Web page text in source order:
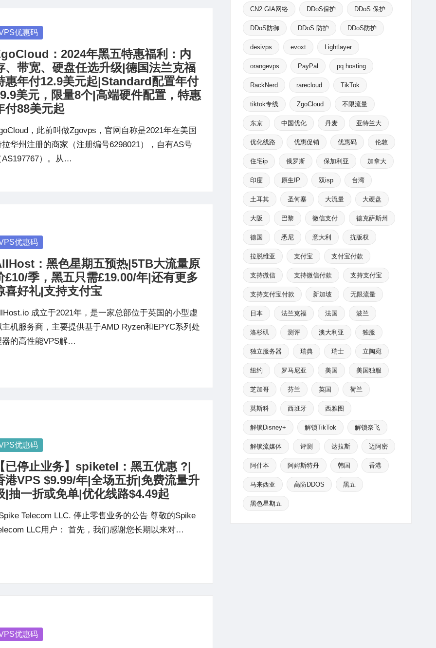
优惠码
：2024年黑五特惠福利：内
、带宽、硬盘任选升级|德国法兰克福
惠年付12.9美元起|Standard配置年付
美元，限量8个|高端硬件配置，特惠
付88美元起
，此前叫做Zgovps，官网自称是2021年在美国
拉华州注册的商家（注册编号6298021），自有AS号
AS197767）。从…
优惠码
：黑色星期五预热|5TB大流量原
£10/季，黑五只需£19.00/年|还有更多
喜好礼|支持支付宝
成立于2021年，是一家总部位于英国的小型虚
主机服务商，主要提供基于AMD Ryzen和EPYC系列处
器的高性能VPS解…
优惠码
已停止业务】spiketel：黑五优惠 ?|
港VPS $9.99/年|全场五折|免费流量升
|抽一折或免单|优化线路$4.49起
Telecom LLC. 停止零售业务的公告 尊敬的Spike
LLC用户： 首先，我们感谢您长期以来对…
优惠码
CN2 GIA网络 DDoS保护 DDoS 保护
DDoS防御 DDoS 防护 DDoS防护
desivps evoxt Lightlayer
orangevps PayPal pq.hosting
RackNerd rarecloud TikTok
tiktok专线 ZgoCloud 不限流量
东京 中国优化 丹麦 亚特兰大
优化线路 优惠促销 优惠码 伦敦
住宅ip 俄罗斯 保加利亚 加拿大
印度 原生IP 双isp 台湾
土耳其 圣何塞 大流量 大硬盘
大阪 巴黎 微信支付 德克萨斯州
德国 悉尼 意大利 抗版权
拉脱维亚 支付宝 支付宝付款
支持微信 支持微信付款 支持支付宝
支持支付宝付款 新加坡 无限流量
日本 法兰克福 法国 波兰
洛杉矶 测评 澳大利亚 独服
独立服务器 瑞典 瑞士 立陶宛
纽约 罗马尼亚 美国 美国独服
芝加哥 芬兰 英国 荷兰
莫斯科 西班牙 西雅图
解锁Disney+ 解锁TikTok 解锁奈飞
解锁流媒体 评测 达拉斯 迈阿密
阿什本 阿姆斯特丹 韩国 香港
马来西亚 高防DDOS 黑五
黑色星期五